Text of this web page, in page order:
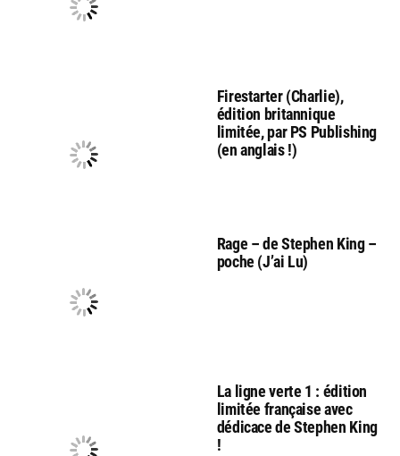
Firestarter (Charlie),
édition britannique
limitée, par PS Publishing
(en anglais !)
Rage – de Stephen King –
poche (J’ai Lu)
La ligne verte 1 : édition
limitée française avec
dédicace de Stephen King
!